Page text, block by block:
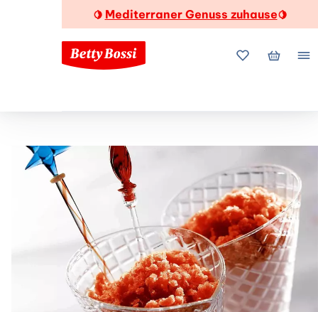
🍋 Mediterraner Genuss zuhause🍋
MeineMein